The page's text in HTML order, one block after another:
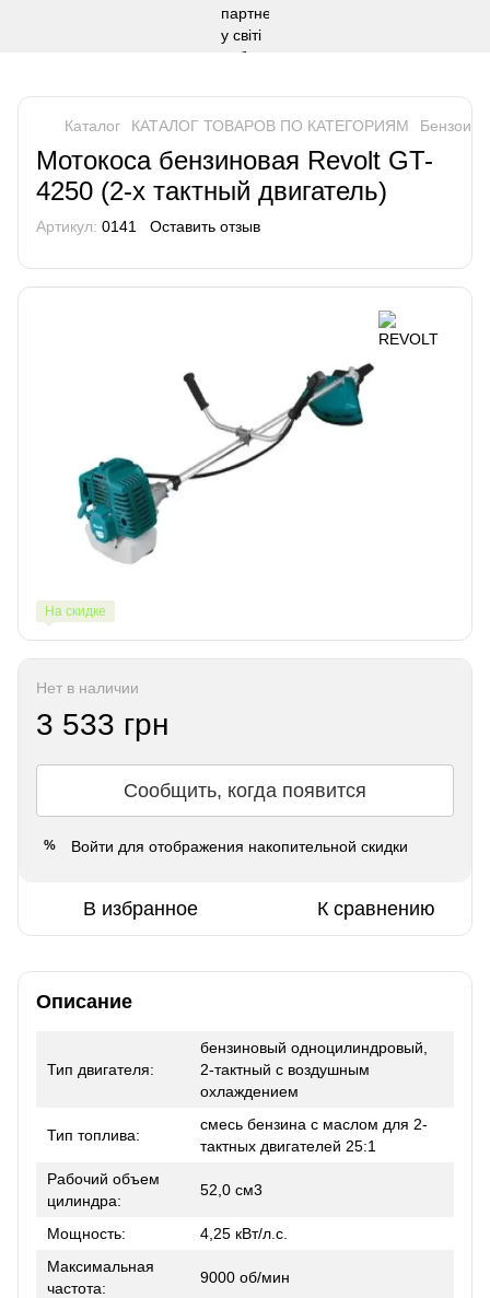
Каталог КАТАЛОГ ТОВАРОВ ПО КАТЕГОРИЯМ
Мотокоса бензиновая Revolt GT-
4250 (2-х тактный двигатель)
Артикул: 0141 Оставить отзыв
На скидке
Нет в наличии
3 533 грн
Сообщить, когда появится
% Войти для отображения накопительной скидки
В избранное К сравнению
Описание
Тип двигателя:
бензиновый одноцилиндровый,
2-тактный с воздушным
охлаждением
Тип топлива:
смесь бензина с маслом для 2-
тактных двигателей 25:1
Рабочий объем
цилиндра:
52,0 см3
Мощность:
4,25 кВт/л.с.
Максимальная
частота:
9000 об/мин